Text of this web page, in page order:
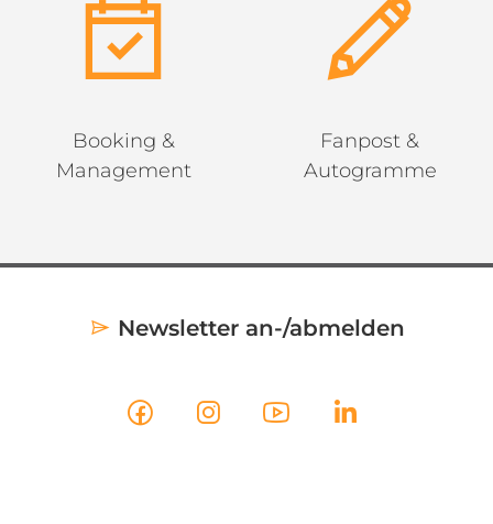
Booking &
Management
Fanpost &
Autogramme
Newsletter an-/abmelden